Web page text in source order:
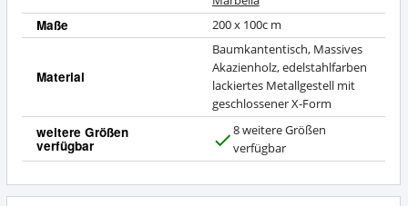
Maße 200 x 100c m
Material
Baumkantentisch, Massives
Akazienholz, edelstahlfarben
lackiertes Metallgestell mit
geschlossener X-Form
weitere Größen
verfügbar
a
8 weitere Größen
verfügbar